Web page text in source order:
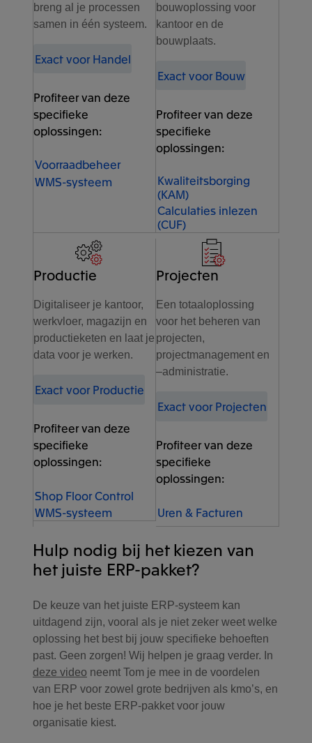
breng al je processen
samen in één systeem.
Exact voor Handel
Profiteer van deze
specifieke
oplossingen:
Voorraadbeheer
WMS-systeem
bouwoplossing voor
kantoor en de
bouwplaats.
Exact voor Bouw
Profiteer van deze
specifieke
oplossingen:
Kwaliteitsborging
(KAM)
Calculaties inlezen
(CUF)
Productie
Digitaliseer je kantoor,
werkvloer, magazijn en
productieketen en laat je
data voor je werken.
Exact voor Productie
Profiteer van deze
specifieke
oplossingen:
Shop Floor Control
WMS-systeem
Projecten
Een totaaloplossing
voor het beheren van
projecten,
projectmanagement en
–administratie.
Exact voor Projecten
Profiteer van deze
specifieke
oplossingen:
Uren & Facturen
Hulp nodig bij het kiezen van
het juiste ERP-pakket?
De keuze van het juiste ERP-systeem kan
uitdagend zijn, vooral als je niet zeker weet welke
oplossing het best bij jouw specifieke behoeften
past. Geen zorgen! Wij helpen je graag verder. In
deze video neemt Tom je mee in de voordelen
van ERP voor zowel grote bedrijven als kmo’s, en
hoe je het beste ERP-pakket voor jouw
organisatie kiest.